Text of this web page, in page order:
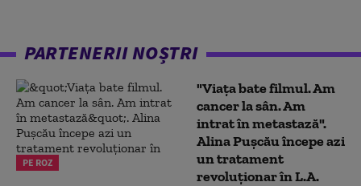
PARTENERII NOȘTRI
PE ROZ
"Viața bate filmul. Am
cancer la sân. Am
intrat în metastază".
Alina Pușcău începe azi
un tratament
revoluționar în L.A.